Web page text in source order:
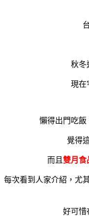
秋冬
現在
懶得出門吃飯
覺得
而且 雙月食
每次看到人家介紹，尤
好可惜